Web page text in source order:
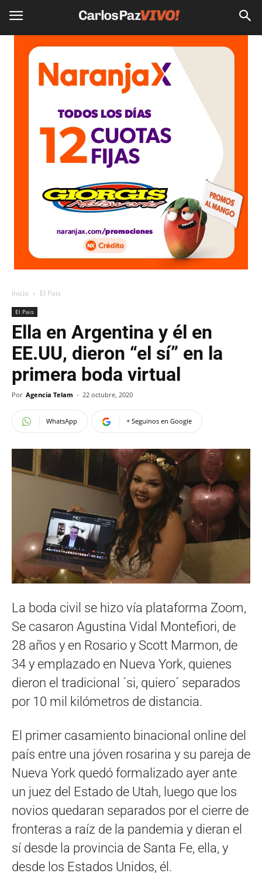
Inicio El Pais
El Pais
Ella en Argentina y él en
EE.UU, dieron “el sí” en la
primera boda virtual
Por Agencia Telam - 22 octubre, 2020
WhatsApp + Seguinos en Google
La boda civil se hizo vía plataforma Zoom,
Se casaron Agustina Vidal Montefiori, de
28 años y en Rosario y Scott Marmon, de
34 y emplazado en Nueva York, quienes
dieron el tradicional ´si, quiero´ separados
por 10 mil kilómetros de distancia.
El primer casamiento binacional online del
país entre una jóven rosarina y su pareja de
Nueva York quedó formalizado ayer ante
un juez del Estado de Utah, luego que los
novios quedaran separados por el cierre de
fronteras a raíz de la pandemia y dieran el
sí desde la provincia de Santa Fe, ella, y
desde los Estados Unidos, él.